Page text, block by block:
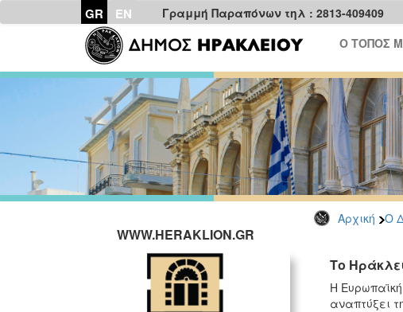
GR EN Γραμμή Παραπόνων τηλ : 2813-409409
Ο ΤΟΠΟΣ
Αρχική Ο
WWW.HERAKLION.GR
Το
Η
αναπτύξει